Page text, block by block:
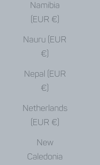
Namibia
(EUR €)
Nauru (EUR
€)
Nepal (EUR
€)
Netherlands
(EUR €)
New
Caledonia